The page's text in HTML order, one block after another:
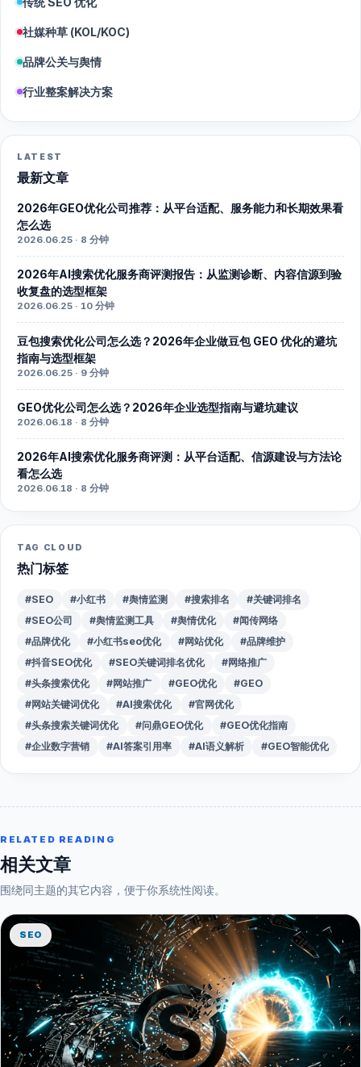
社媒种草 (KOL/KOC)
品牌公关与舆情
行业整案解决方案
LATEST
最新文章
2026年GEO优化公司推荐：从平台适配、服务能力和长期效果看
怎么选
2026.06.25 · 8 分钟
2026年AI搜索优化服务商评测报告：从监测诊断、内容信源到验
收复盘的选型框架
2026.06.25 · 10 分钟
豆包搜索优化公司怎么选？2026年企业做豆包 GEO 优化的避坑
指南与选型框架
2026.06.25 · 9 分钟
GEO优化公司怎么选？2026年企业选型指南与避坑建议
2026.06.18 · 8 分钟
2026年AI搜索优化服务商评测：从平台适配、信源建设与方法论
看怎么选
2026.06.18 · 8 分钟
TAG CLOUD
热门标签
#SEO #小红书 #舆情监测 #搜索排名
#关键词排名
#SEO公司
#舆情监测工具 #舆情优化
#闻传网络
#品牌优化
#小红书seo优化 #网站优化
#品牌维护
#抖音SEO优化
#SEO关键词排名优化
#网络推广
#头条搜索优化
#网站推广 #GEO优化
#GEO
#网站关键词优化
#AI搜索优化
#官网优化
#头条搜索关键词优化
#问鼎GEO优化
#GEO优化指南
#企业数字营销
#AI答案引用率 #AI语义解析 #GEO智能优化
RELATED READING
相关文章
围绕同主题的其它内容，便于你系统性阅读。
SEO